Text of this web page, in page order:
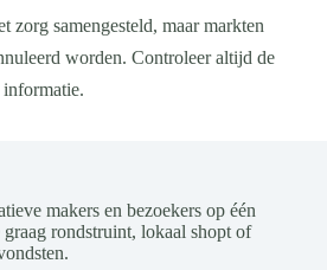
samengesteld, maar markten
worden. Controleer altijd de
makers en bezoekers op één
rondstruint, lokaal shopt of